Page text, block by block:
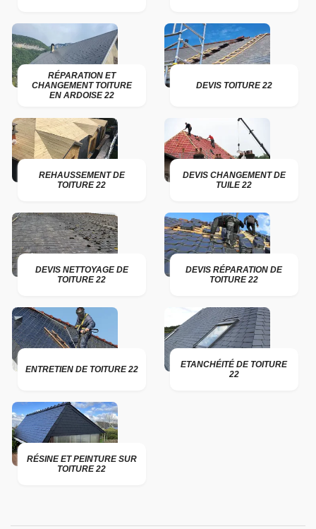
RÉPARATION ET
CHANGEMENT TOITURE
EN ARDOISE 22
DEVIS TOITURE 22
REHAUSSEMENT DE
TOITURE 22
DEVIS CHANGEMENT DE
TUILE 22
DEVIS NETTOYAGE DE
TOITURE 22
DEVIS RÉPARATION DE
TOITURE 22
ENTRETIEN DE TOITURE 22
ETANCHÉITÉ DE TOITURE
22
RÉSINE ET PEINTURE SUR
TOITURE 22